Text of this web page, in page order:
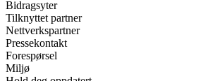
Bidragsyter
Tilknyttet partner
Nettverkspartner
Pressekontakt
Forespørsel
Miljø